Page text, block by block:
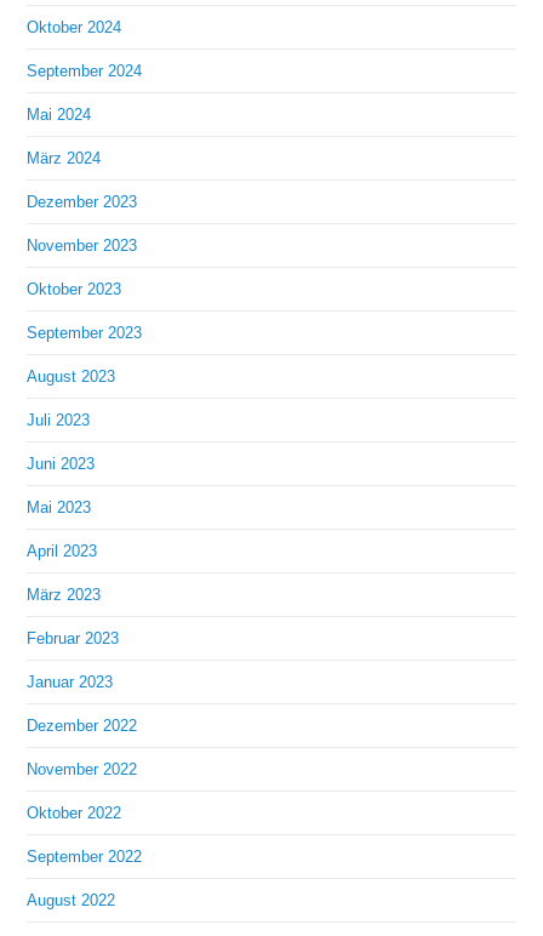
Oktober 2024
September 2024
Mai 2024
März 2024
Dezember 2023
November 2023
Oktober 2023
September 2023
August 2023
Juli 2023
Juni 2023
Mai 2023
April 2023
März 2023
Februar 2023
Januar 2023
Dezember 2022
November 2022
Oktober 2022
September 2022
August 2022